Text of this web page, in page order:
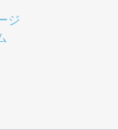
ジ